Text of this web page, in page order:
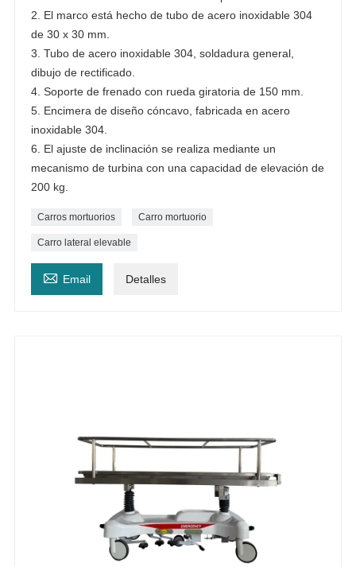
2. El marco está hecho de tubo de acero inoxidable 304
de 30 x 30 mm.
3. Tubo de acero inoxidable 304, soldadura general,
dibujo de rectificado.
4. Soporte de frenado con rueda giratoria de 150 mm.
5. Encimera de diseño cóncavo, fabricada en acero
inoxidable 304.
6. El ajuste de inclinación se realiza mediante un
mecanismo de turbina con una capacidad de elevación de
200 kg.
Carros mortuorios Carro mortuorio
Carro lateral elevable
 Email Detalles